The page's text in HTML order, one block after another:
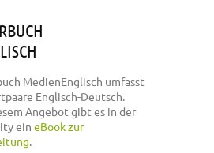
MedienEnglisch umfasst
Englisch-Deutsch.
Angebot gibt es in der
ein eBook zur
.